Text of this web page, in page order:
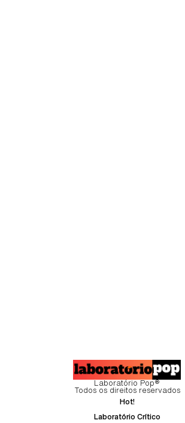
Laboratório Pop®
Todos os direitos reservados
Hot!
Laboratório Crítico